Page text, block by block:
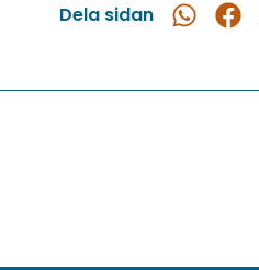
Dela sidan
Dela
Dela